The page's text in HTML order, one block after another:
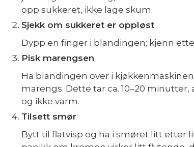
opp sukkeret, ikke lage skum.
Sjekk om sukkeret er oppløst
Dypp en finger i blandingen; kjenn
Pisk marengsen
Ha blandingen over i
marengs. Dette tar ca. 10–20
og ikke varm.
Tilsett smør
Bytt til flatvisp og ha i smøret litt etter